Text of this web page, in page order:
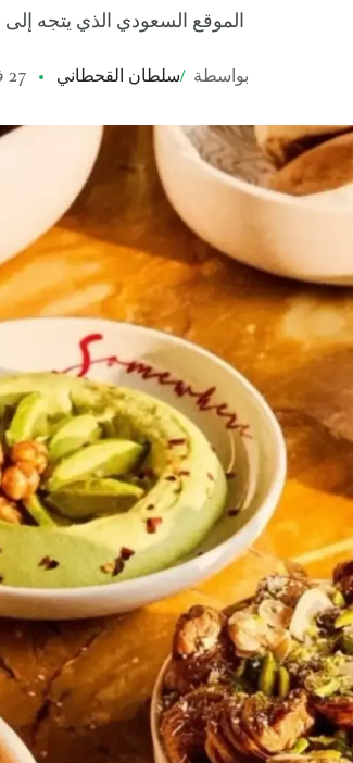
الموقع السعودي الذي يتجه إلى
بواسطة /سلطان القحطاني 27 فبراير 25